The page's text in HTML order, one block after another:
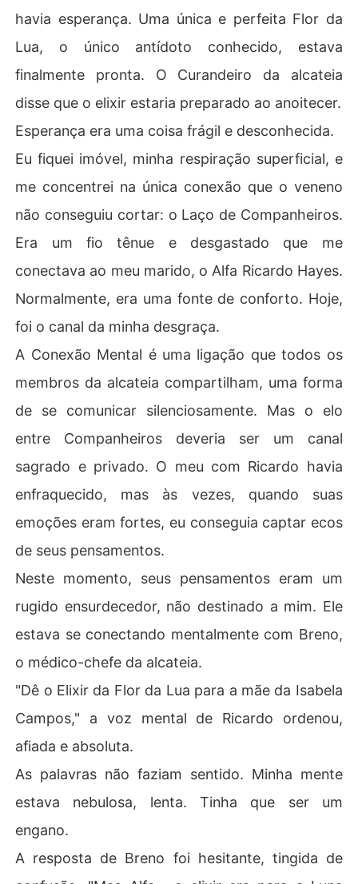
havia esperança. Uma única e perfeita Flor da
Lua, o único antídoto conhecido, estava
finalmente pronta. O Curandeiro da alcateia
disse que o elixir estaria preparado ao anoitecer.
Esperança era uma coisa frágil e desconhecida.
Eu fiquei imóvel, minha respiração superficial, e
me concentrei na única conexão que o veneno
não conseguiu cortar: o Laço de Companheiros.
Era um fio tênue e desgastado que me
conectava ao meu marido, o Alfa Ricardo Hayes.
Normalmente, era uma fonte de conforto. Hoje,
foi o canal da minha desgraça.
A Conexão Mental é uma ligação que todos os
membros da alcateia compartilham, uma forma
de se comunicar silenciosamente. Mas o elo
entre Companheiros deveria ser um canal
sagrado e privado. O meu com Ricardo havia
enfraquecido, mas às vezes, quando suas
emoções eram fortes, eu conseguia captar ecos
de seus pensamentos.
Neste momento, seus pensamentos eram um
rugido ensurdecedor, não destinado a mim. Ele
estava se conectando mentalmente com Breno,
o médico-chefe da alcateia.
"Dê o Elixir da Flor da Lua para a mãe da Isabela
Campos," a voz mental de Ricardo ordenou,
afiada e absoluta.
As palavras não faziam sentido. Minha mente
estava nebulosa, lenta. Tinha que ser um
engano.
A resposta de Breno foi hesitante, tingida de